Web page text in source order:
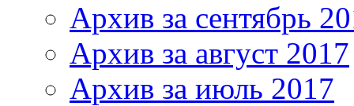
Архив за сентябрь
Архив за август 2017
Архив за июль 2017